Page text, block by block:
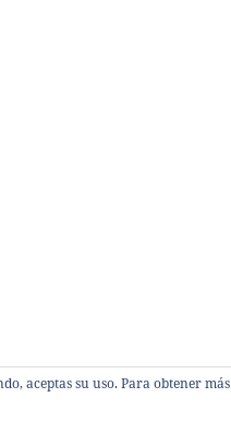
aceptas su uso. Para obtener más